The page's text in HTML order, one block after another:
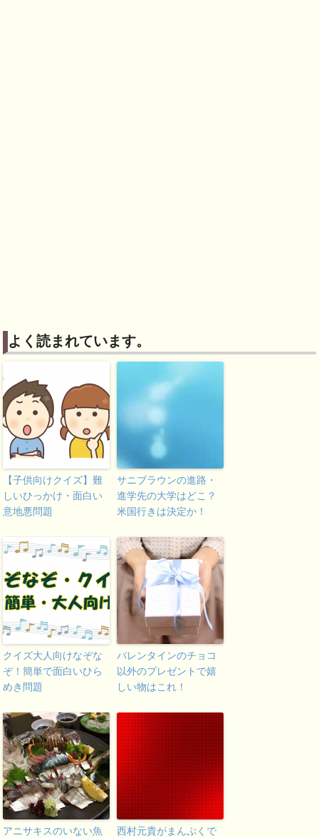
よく読まれています。
【子供向けクイズ】難
しいひっかけ・面白い
意地悪問題
サニブラウンの進路・
進学先の大学はどこ？
米国行きは決定か！
クイズ大人向けなぞな
ぞ！簡単で面白いひら
めき問題
バレンタインのチョコ
以外のプレゼントで嬉
しい物はこれ！
アニサキスのいない魚 西村元貴がまんぷくで